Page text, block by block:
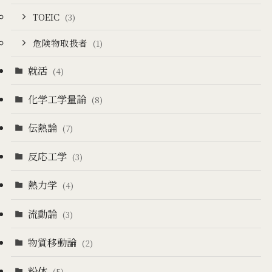
TOEIC (3)
危険物取扱者 (1)
就活 (4)
化学工学量論 (8)
伝熱論 (7)
反応工学 (3)
熱力学 (4)
流動論 (3)
物質移動論 (2)